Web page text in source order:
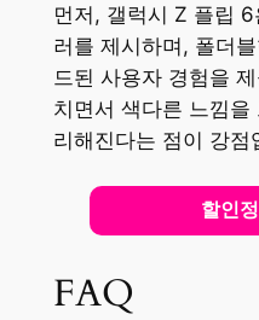
먼저, 갤럭시 Z 플립
러를 제시하며, 폴더
드된 사용자 경험을
치면서 색다른 느낌을
리해진다는 점이 강점
할인
FAQ